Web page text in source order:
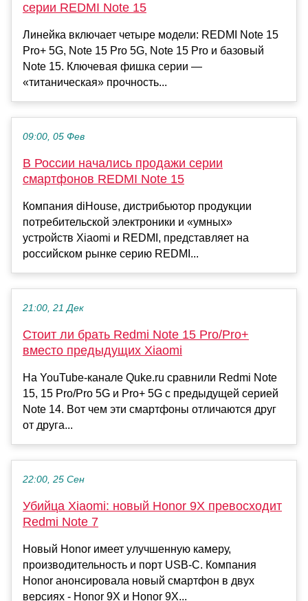
серии REDMI Note 15
Линейка включает четыре модели: REDMI Note 15
Pro+ 5G, Note 15 Pro 5G, Note 15 Pro и базовый
Note 15. Ключевая фишка серии —
«титаническая» прочность...
09:00, 05 Фев
В России начались продажи серии
смартфонов REDMI Note 15
Компания diHouse, дистрибьютор продукции
потребительской электроники и «умных»
устройств Xiaomi и REDMI, представляет на
российском рынке серию REDMI...
21:00, 21 Дек
Стоит ли брать Redmi Note 15 Pro/Pro+
вместо предыдущих Xiaomi
На YouTube-канале Quke.ru сравнили Redmi Note
15, 15 Pro/Pro 5G и Pro+ 5G с предыдущей серией
Note 14. Вот чем эти смартфоны отличаются друг
от друга...
22:00, 25 Сен
Убийца Xiaomi: новый Honor 9X превосходит
Redmi Note 7
Новый Honor имеет улучшенную камеру,
производительность и порт USB-C. Компания
Honor анонсировала новый смартфон в двух
версиях - Honor 9X и Honor 9X...